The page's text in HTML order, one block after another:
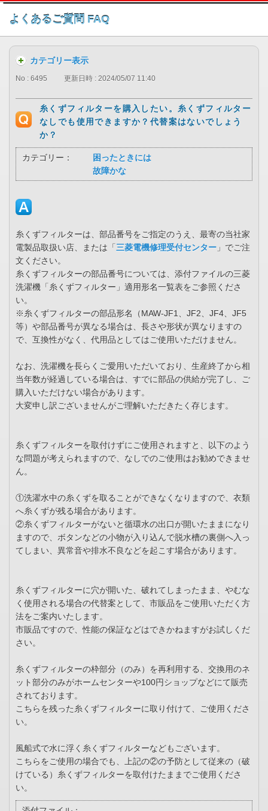
このページの本文へ
よくあるご質問 FAQ
カテゴリー表示
No : 6495 更新日時 : 2024/05/07 11:40
糸くずフィルターを購入したい。糸くずフィルター
なしでも使用できますか？代替案はないでしょう
か？
カテゴリー：
困ったときには
故障かな
糸くずフィルターは、部品番号をご指定のうえ、最寄の当社家
電製品取扱い店、または「 三菱電機修理受付センター 」でご注
文ください。
糸くずフィルターの部品番号については、添付ファイルの三菱
洗濯機「糸くずフィルター」適用形名一覧表をご参照くださ
い。
※糸くずフィルターの部品形名（MAW-JF1、JF2、JF4、JF5
等）や部品番号が異なる場合は、長さや形状が異なりますの
で、互換性がなく、代用品としてはご使用いただけません。
なお、洗濯機を長らくご愛用いただいており、生産終了から相
当年数が経過している場合は、すでに部品の供給が完了し、ご
購入いただけない場合があります。
大変申し訳ございませんがご理解いただきたく存じます。
糸くずフィルターを取付けずにご使用されますと、以下のよう
な問題が考えられますので、なしでのご使用はお勧めできませ
ん。
①洗濯水中の糸くずを取ることができなくなりますので、衣類
へ糸くずが残る場合があります。
②糸くずフィルターがないと循環水の出口が開いたままになり
ますので、ボタンなどの小物が入り込んで脱水槽の裏側へ入っ
てしまい、異常音や排水不良などを起こす場合があります。
糸くずフィルターに穴が開いた、破れてしまったまま、やむな
く使用される場合の代替案として、市販品をご使用いただく方
法をご案内いたします。
市販品ですので、性能の保証などはできかねますがお試しくだ
さい。
糸くずフィルターの枠部分（のみ）を再利用する、交換用のネ
ット部分のみがホームセンターや100円ショップなどにて販売
されております。
こちらを残った糸くずフィルターに取り付けて、ご使用くださ
い。
風船式で水に浮く糸くずフィルターなどもございます。
こちらをご使用の場合でも、上記の②の予防として従来の（破
けている）糸くずフィルターを取付けたままでご使用くださ
い。